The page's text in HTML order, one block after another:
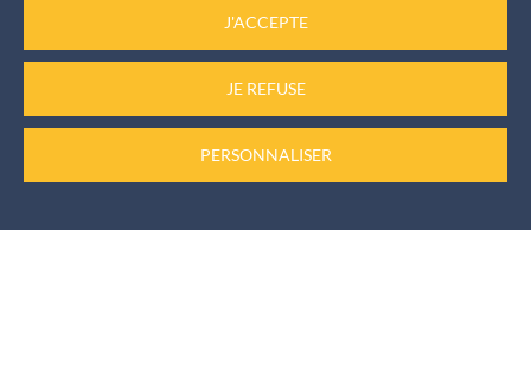
secrétariat au
04 73 61 57 11
Numéro d’urgence
06 74 82 92 59
J'ACCEPTE
JE REFUSE
PERSONNALISER